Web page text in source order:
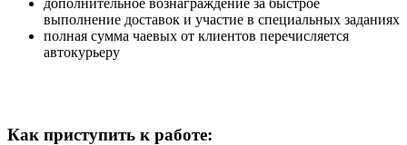
дополнительное вознаграждение за быстрое
выполнение доставок и участие в специальных заданиях
полная сумма чаевых от клиентов перечисляется
автокурьеру
Как приступить к работе: